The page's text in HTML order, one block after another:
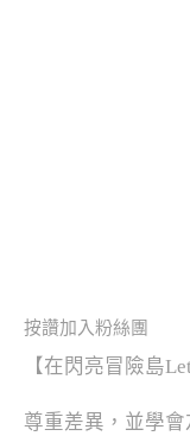
按讚加入粉絲團
【在閃亮冒險島
尊重差異，並學會